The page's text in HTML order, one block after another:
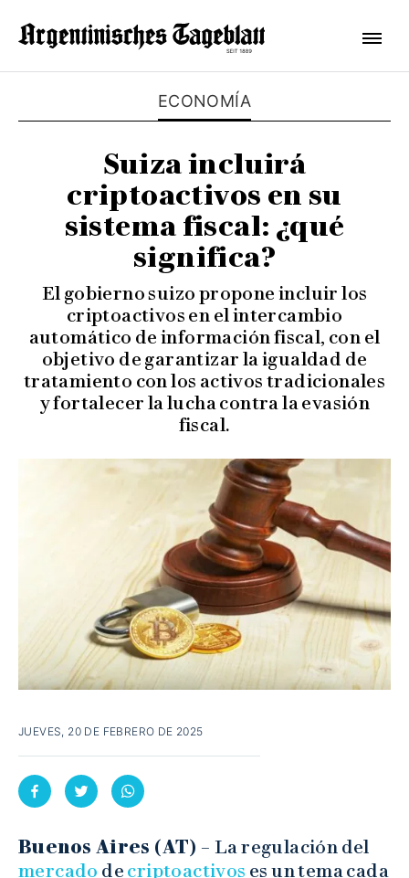
ECONOMÍA
Suiza incluirá
criptoactivos en su
sistema fiscal: ¿qué
significa?
El gobierno suizo propone incluir los
criptoactivos en el intercambio
automático de información fiscal, con el
objetivo de garantizar la igualdad de
tratamiento con los activos tradicionales
y fortalecer la lucha contra la evasión
fiscal.
JUEVES, 20 DE FEBRERO DE 2025
Buenos Aires (AT) – La regulación del
mercado de criptoactivos es un tema cada